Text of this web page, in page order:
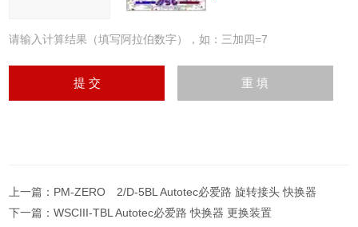
请输入计算结果（填写阿拉伯数字），如：三加四=7
上一篇： PM-ZERO 2/D-5BL Autotec必爱路 旋转接头 快换器
下一篇：WSCIII-TBL Autotec必爱路 快换器 更换装置